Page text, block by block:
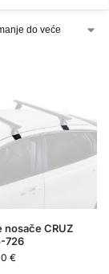
nosače CRUZ
726
€